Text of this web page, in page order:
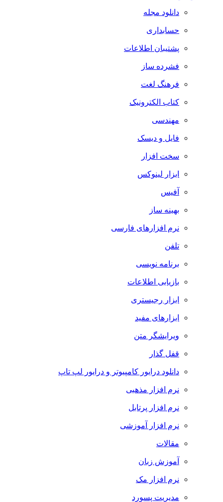
دانلود مجله
حسابداری
پشتیبان اطلاعات
فشرده ساز
فرهنگ لغت
کتاب الکترونیک
مهندسی
فایل و دیسک
سخت افزار
ابزار لینوکس
آفیس
بهینه ساز
نرم افزارهای فارسی
تلفن
برنامه نویسی
بازیابی اطلاعات
ابزار رجیستری
ابزارهای مفید
ویرایشگر متن
قفل گذار
دانلود درایور کامپیوتر و درایور لپ تاپ
نرم افزار مذهبی
نرم افزار پرتابل
نرم افزار آموزشی
مقالات
آموزش زبان
نرم افزار مک
مدیریت پسورد